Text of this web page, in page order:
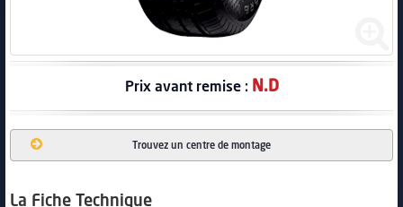
Prix avant remise : N.D
Trouvez un centre de montage
La Fiche Technique